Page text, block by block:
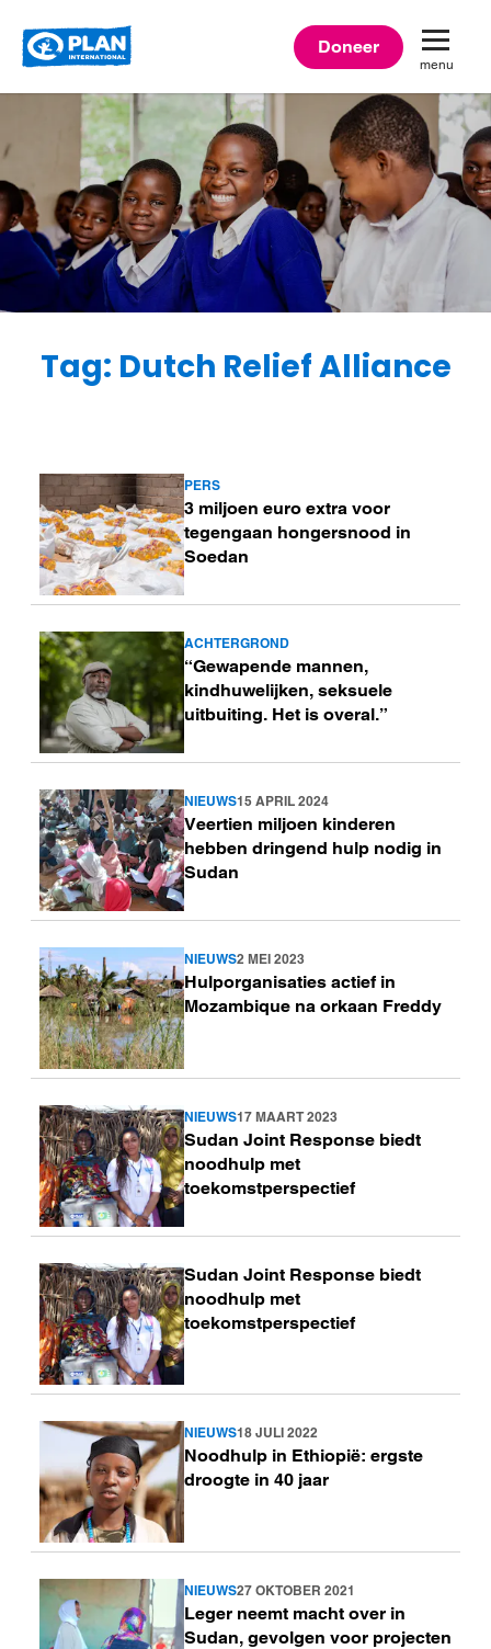
Doneer
menu
Tag: Dutch Relief Alliance
PERS
3 miljoen euro extra voor
tegengaan hongersnood in
Soedan
Lees
meer
ACHTERGROND
“Gewapende mannen,
kindhuwelijken, seksuele
uitbuiting. Het is overal.”
Lees
meer
NIEUWS15 APRIL 2024
Veertien miljoen kinderen
hebben dringend hulp nodig in
Sudan
Lees
meer
NIEUWS2 MEI 2023
Hulporganisaties actief in
Mozambique na orkaan Freddy
Lees
meer
NIEUWS17 MAART 2023
Sudan Joint Response biedt
noodhulp met
toekomstperspectief
Lees
meer
Sudan Joint Response biedt
noodhulp met
toekomstperspectief
Lees
meer
NIEUWS18 JULI 2022
Noodhulp in Ethiopië: ergste
droogte in 40 jaar
Lees
meer
NIEUWS27 OKTOBER 2021
Leger neemt macht over in
Sudan, gevolgen voor projecten
Lees
meer